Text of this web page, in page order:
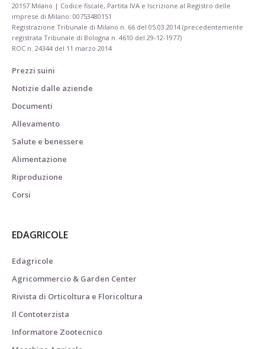
20157 Milano | Codice fiscale, Partita IVA e Iscrizione al Registro delle
imprese di Milano: 00753480151
Registrazione Tribunale di Milano n. 66 del 05.03.2014 (precedentemente
registrata Tribunale di Bologna n. 4610 del 29-12-1977)
ROC n. 24344 del 11 marzo 2014
Prezzi suini
Notizie dalle aziende
Documenti
Allevamento
Salute e benessere
Alimentazione
Riproduzione
Corsi
EDAGRICOLE
Edagricole
Agricommercio & Garden Center
Rivista di Orticoltura e Floricoltura
Il Contoterzista
Informatore Zootecnico